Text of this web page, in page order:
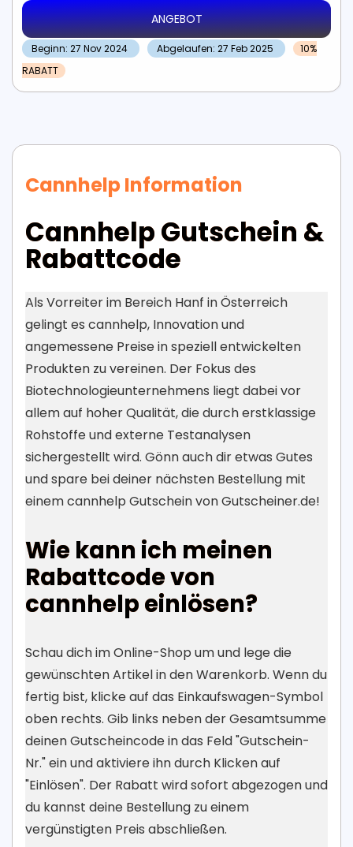
ANGEBOT
Beginn: 27 Nov 2024 Abgelaufen: 27 Feb 2025
10%
RABATT
Cannhelp Information
Cannhelp Gutschein &
Rabattcode
Als Vorreiter im Bereich Hanf in Österreich
gelingt es cannhelp, Innovation und
angemessene Preise in speziell entwickelten
Produkten zu vereinen. Der Fokus des
Biotechnologieunternehmens liegt dabei vor
allem auf hoher Qualität, die durch erstklassige
Rohstoffe und externe Testanalysen
sichergestellt wird. Gönn auch dir etwas Gutes
und spare bei deiner nächsten Bestellung mit
einem cannhelp Gutschein von Gutscheiner.de!
Wie kann ich meinen
Rabattcode von
cannhelp einlösen?
Schau dich im Online-Shop um und lege die
gewünschten Artikel in den Warenkorb. Wenn du
fertig bist, klicke auf das Einkaufswagen-Symbol
oben rechts. Gib links neben der Gesamtsumme
deinen Gutscheincode in das Feld "Gutschein-
Nr." ein und aktiviere ihn durch Klicken auf
"Einlösen". Der Rabatt wird sofort abgezogen und
du kannst deine Bestellung zu einem
vergünstigten Preis abschließen.